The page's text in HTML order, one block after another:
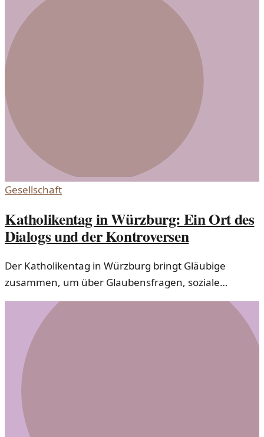
Gesellschaft
Katholikentag in Würzburg: Ein Ort des
Dialogs und der Kontroversen
Der Katholikentag in Würzburg bringt Gläubige
zusammen, um über Glaubensfragen, soziale
Themen und politische Herausforderungen zu
diskutieren. Der Mix aus Aufbruch, Protest und Streit
bietet spannende Einblicke in die aktuelle katholische
Gesellschaft.